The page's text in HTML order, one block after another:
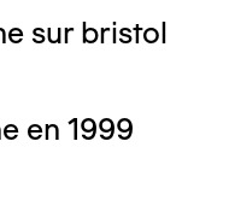
sur bristol
en 1999